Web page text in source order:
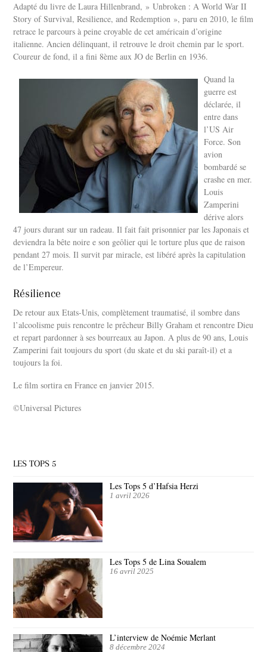
Adapté du livre de Laura Hillenbrand, » Unbroken : A World War II
Story of Survival, Resilience, and Redemption », paru en 2010, le film
retrace le parcours à peine croyable de cet américain d’origine
italienne. Ancien délinquant, il retrouve le droit chemin par le sport.
Coureur de fond, il a fini 8ème aux JO de Berlin en 1936.
Quand la
guerre est
déclarée, il
entre dans
l’US Air
Force. Son
avion
bombardé se
crashe en mer.
Louis
Zamperini
dérive alors
47 jours durant sur un radeau. Il fait fait prisonnier par les Japonais et
deviendra la bête noire e son geôlier qui le torture plus que de raison
pendant 27 mois. Il survit par miracle, est libéré après la capitulation
de l’Empereur.
Résilience
De retour aux Etats-Unis, complètement traumatisé, il sombre dans
l’alcoolisme puis rencontre le prêcheur Billy Graham et rencontre Dieu
et repart pardonner à ses bourreaux au Japon. A plus de 90 ans, Louis
Zamperini fait toujours du sport (du skate et du ski paraît-il) et a
toujours la foi.
Le film sortira en France en janvier 2015.
©Universal Pictures
LES TOPS 5
Les Tops 5 d’Hafsia Herzi
1 avril 2026
Les Tops 5 de Lina Soualem
16 avril 2025
L’interview de Noémie Merlant
8 décembre 2024